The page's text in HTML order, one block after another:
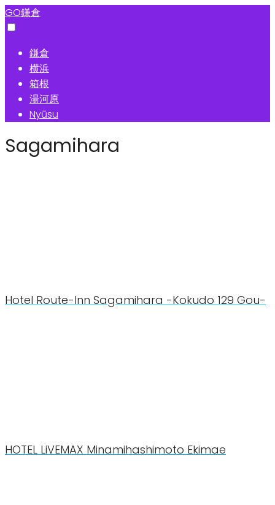
GO鎌倉
鎌倉
横浜
箱根
湯河原
Nyūsu
Sagamihara
Hotel Route-Inn Sagamihara -Kokudo 129 Gou-
HOTEL LiVEMAX Minamihashimoto Ekimae